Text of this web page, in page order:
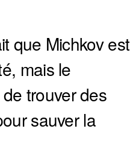
que Michkov est
mais le
trouver des
sauver la